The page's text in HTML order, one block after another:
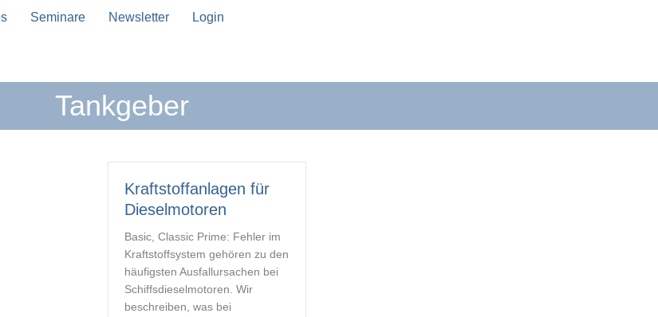
Seminare Newsletter Login
Tankgeber
verfügbar sind, benutze die Pfeile nach oben und unten, um sie zu überprüfen, und die
Kraftstoffanlagen für
Dieselmotoren
Basic, Classic Prime: Fehler im
Kraftstoffsystem gehören zu den
häufigsten Ausfallursachen bei
Schiffsdieselmotoren. Wir
beschreiben, was bei